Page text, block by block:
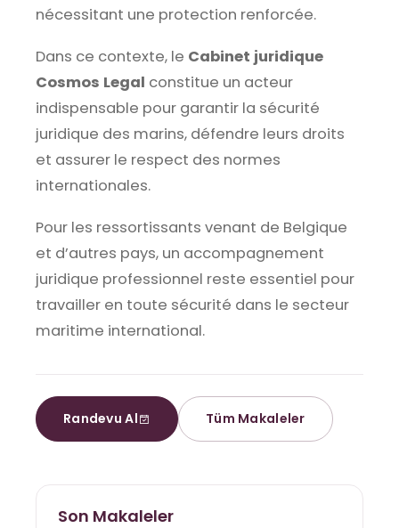
nécessitant une protection renforcée.
Dans ce contexte, le Cabinet juridique
Cosmos Legal constitue un acteur
indispensable pour garantir la sécurité
juridique des marins, défendre leurs droits
et assurer le respect des normes
internationales.
Pour les ressortissants venant de Belgique
et d’autres pays, un accompagnement
juridique professionnel reste essentiel pour
travailler en toute sécurité dans le secteur
maritime international.
Randevu Al Tüm Makaleler
Son Makaleler